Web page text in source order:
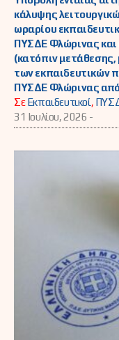
κάλυψης
ωραρίου
ΠΥΣΔΕ Φλώρινας και
(κατόπιν μετάθεσης,
των εκπαιδευτικών
ΠΥΣΔΕ Φλώρινας
ΣεΕκπαιδευτικοί,
31 Ιουλίου, 2026 -